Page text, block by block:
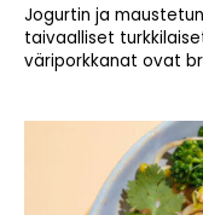
Jogurtin ja
taivaalliset
väriporkkanat ovat